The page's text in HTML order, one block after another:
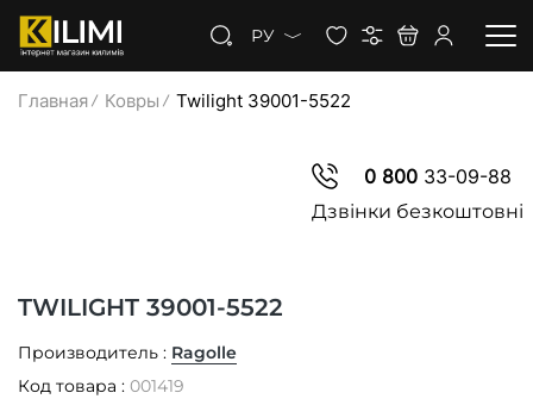
РУ
Главная Ковры Twilight 39001-5522
0 80033-09-88
Дзвінки безкоштовні
TWILIGHT 39001-5522
Производитель : Ragolle
Код товара : 001419